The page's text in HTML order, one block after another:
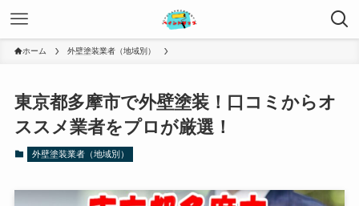
ホーム 外壁塗装業者（地域別）
東京都多摩市で外壁塗装！口コミからオ
ススメ業者をプロが厳選！
外壁塗装業者（地域別）